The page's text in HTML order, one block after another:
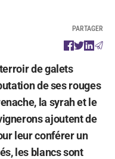
PARTAGER
de galets
de ses rouges
la syrah et le
ajoutent de
leur conférer un
les blancs sont